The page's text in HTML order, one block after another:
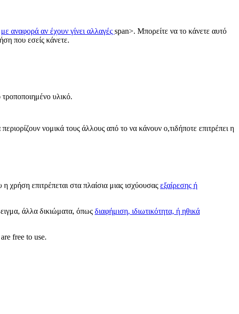
με αναφορά αν έχουν γίνει αλλαγές span>. Μπορείτε να το κάνετε αυτό
που εσείς κάνετε.
τροποποιημένο υλικό.
νομικά τους άλλους από το να κάνουν ο,τιδήποτε επιτρέπει η
χρήση επιτρέπεται στα πλαίσια μιας ισχύουσας εξαίρεσης ή
άλλα δικιώματα, όπως διαφήμιση, ιδιωτικότητα, ή ηθικά
free to use.